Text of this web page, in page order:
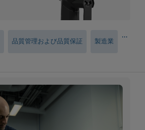
品質管理および品質保証 製造業
...